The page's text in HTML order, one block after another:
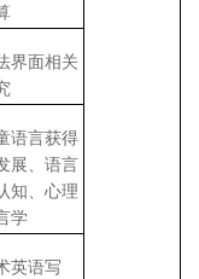
界面相关
语言获得
展、语言
知、心理
学
英语写